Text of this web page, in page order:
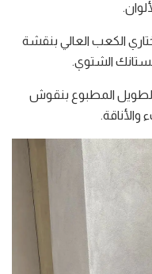
الكعب العالي بنقشة
الشتوي.
الطويل المطبوع بنقوش
والأناقة.